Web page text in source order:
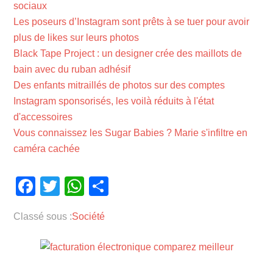
sociaux
Les poseurs d’Instagram sont prêts à se tuer pour avoir
plus de likes sur leurs photos
Black Tape Project : un designer crée des maillots de
bain avec du ruban adhésif
Des enfants mitraillés de photos sur des comptes
Instagram sponsorisés, les voilà réduits à l'état
d'accessoires
Vous connaissez les Sugar Babies ? Marie s'infiltre en
caméra cachée
Facebook
TwitterWhatsApp
Classé sous :Société